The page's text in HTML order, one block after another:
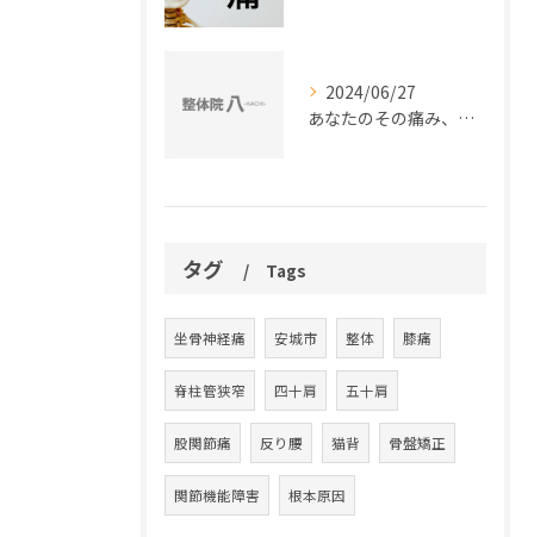
2024/06/27
あなたのその痛み、関節機能障害による痛みかもしれません
タグ Tags
坐骨神経痛 安城市 整体 膝痛
脊柱管狭窄 四十肩 五十肩
股関節痛 反り腰 猫背 骨盤矯正
関節機能障害 根本原因